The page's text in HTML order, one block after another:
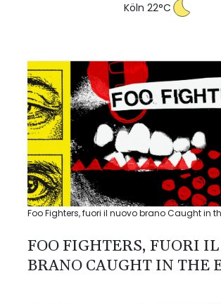
Köln 22°C
Foo Fighters, fuori il nuovo brano Caught in
FOO FIGHTERS, FUORI
BRANO CAUGHT IN THE